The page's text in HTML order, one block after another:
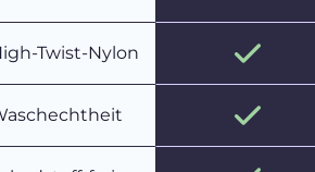
Twist-Nylon